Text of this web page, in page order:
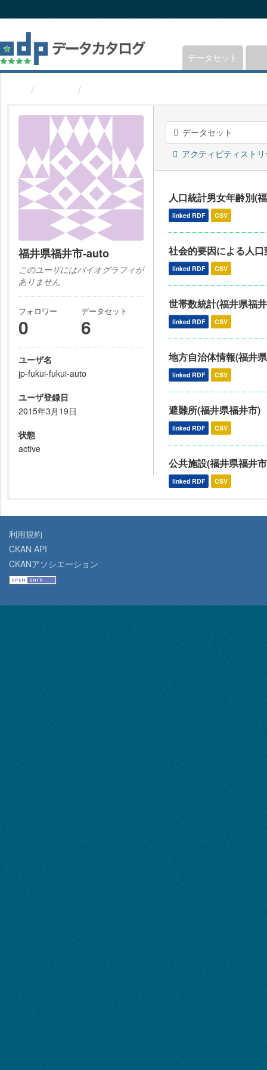
キ
プ
し
て
データセット
福井県福井市-auto
このユーザにはバイオグラフィが
ありません
フォロワー
0
データセット
6
ユーザ名
jp-fukui-fukui-auto
ユーザ登録日
2015年3月19日
状態
active
データセット
アクティビティスト
人口統計男女年齢別(
linked RDF CSV
社会的要因による人
linked RDF CSV
世帯数統計(福井県福
linked RDF CSV
地方自治体情報(福井
linked RDF CSV
避難所(福井県福井市)
linked RDF CSV
公共施設(福井県福井
linked RDF CSV
利用規約
CKAN API
CKANアソシエーション